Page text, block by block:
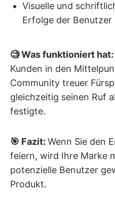
Visuelle und
Erfolge der Benutzer
🧐 Was funktioniert hat:
Kunden in den
Community treuer
gleichzeitig seinen Ruf
festigte.
🎯 Fazit: Wenn Sie den
feiern, wird Ihre Marke
potenzielle Benutzer
Produkt.